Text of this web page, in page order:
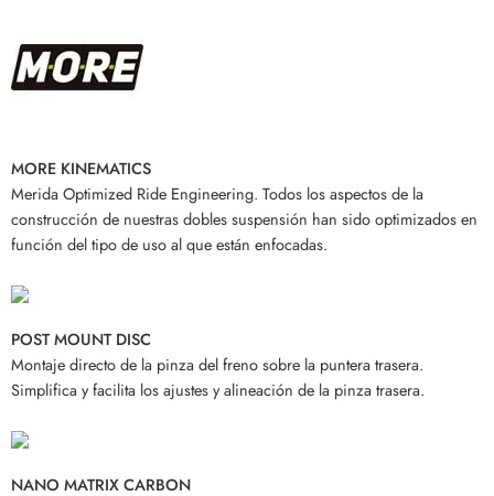
MORE KINEMATICS
Merida Optimized Ride Engineering. Todos los aspectos de la
construcción de nuestras dobles suspensión han sido optimizados en
función del tipo de uso al que están enfocadas.
POST MOUNT DISC
Montaje directo de la pinza del freno sobre la puntera trasera.
Simplifica y facilita los ajustes y alineación de la pinza trasera.
NANO MATRIX CARBON